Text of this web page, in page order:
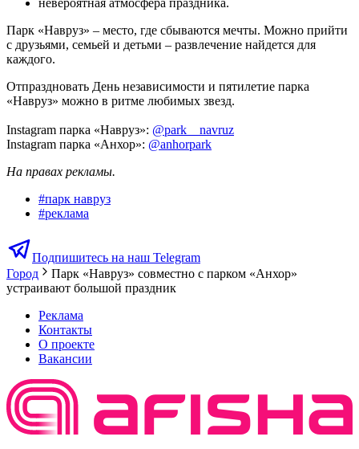
невероятная атмосфера праздника.
Парк «Навруз» – место, где сбываются мечты. Можно прийти
с друзьями, семьей и детьми – развлечение найдется для
каждого.
Отпраздновать День независимости и пятилетие парка
«Навруз» можно в ритме любимых звезд.
Instagram парка «Навруз»: @park__navruz
Instagram парка «Анхор»: @anhorpark
На правах рекламы.
#парк навруз
#реклама
Подпишитесь на наш Telegram
Город
Парк «Навруз» совместно с парком «Анхор»
устраивают большой праздник
Реклама
Контакты
О проекте
Вакансии